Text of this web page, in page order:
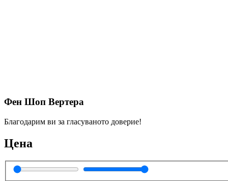
Фен Шоп Вертера
Благодарим ви за гласуваното доверие!
Цена